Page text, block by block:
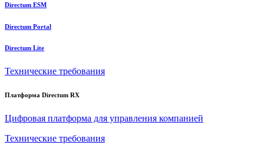
Directum ESM
Directum Portal
Directum Lite
Технические требования
Платформа Directum RX
Цифровая платформа для управления компанией
Технические требования